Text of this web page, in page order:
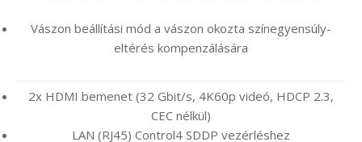
Vászon beállítási mód a vászon okozta színegyensúly-
eltérés kompenzálására
2x HDMI bemenet (32 Gbit/s, 4K60p videó, HDCP 2.3,
CEC nélkül)
LAN (RJ45) Control4 SDDP vezérléshez